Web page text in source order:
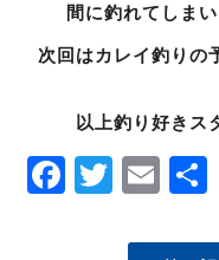
間に釣れてしま
次回はカレイ釣りの
以上釣り好きス
Facebook
Twitter